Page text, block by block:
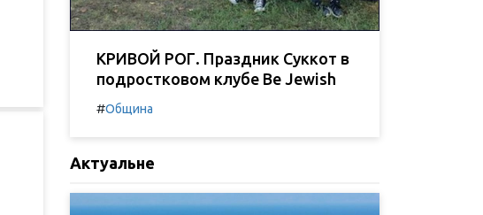
КРИВОЙ РОГ. Праздник Суккот в
подростковом клубе Be Jewish
#Община
Актуальне